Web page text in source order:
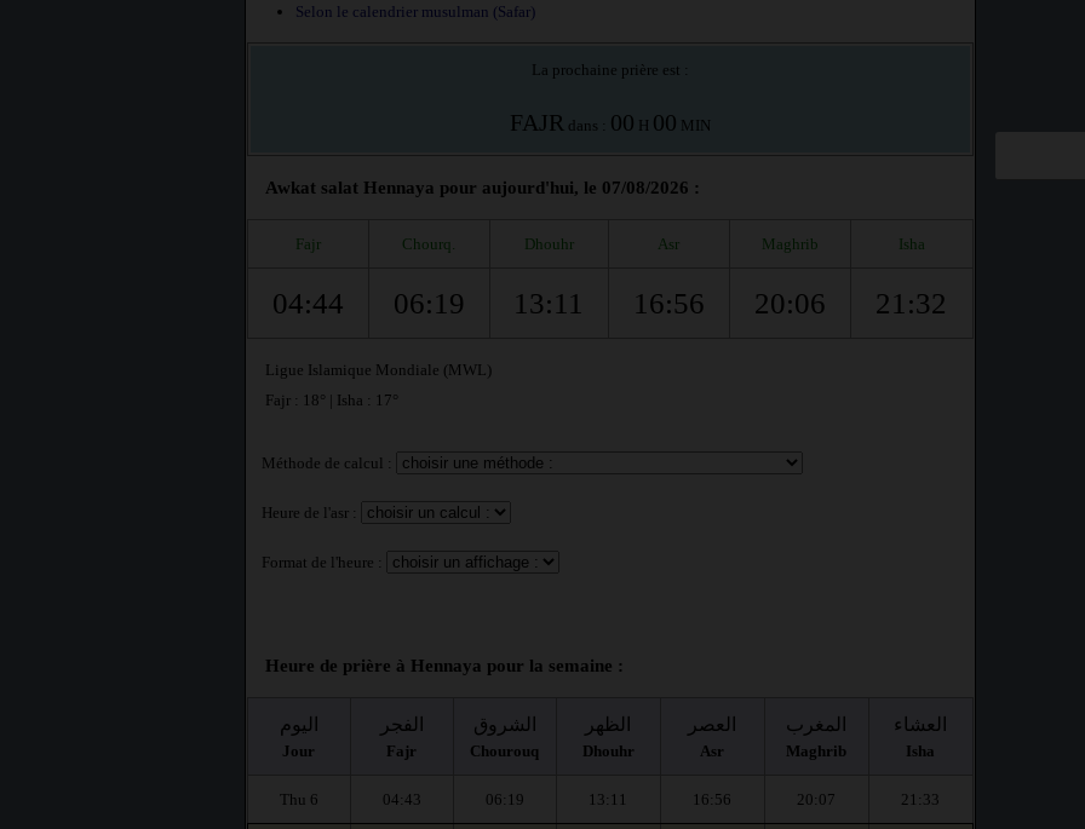
Selon le calendrier musulman (Safar)
La prochaine prière est :
FAJR dans : 00 H 00 MIN
Awkat salat Hennaya pour aujourd'hui, le 07/08/2026 :
Fajr Chourq. Dhouhr Asr Maghrib Isha
04:44 06:19 13:11 16:56 20:06 21:32
Ligue Islamique Mondiale (MWL)
Fajr : 18° | Isha : 17°
Méthode de calcul :
Heure de l'asr :
Format de l'heure :
Heure de prière à Hennaya pour la semaine :
اليوم
Jour
الفجر
Fajr
الشروق
Chourouq
الظهر
Dhouhr
العصر
Asr
المغرب
Maghrib
العشاء
Isha
Thu 6 04:43 06:19 13:11 16:56 20:07 21:33